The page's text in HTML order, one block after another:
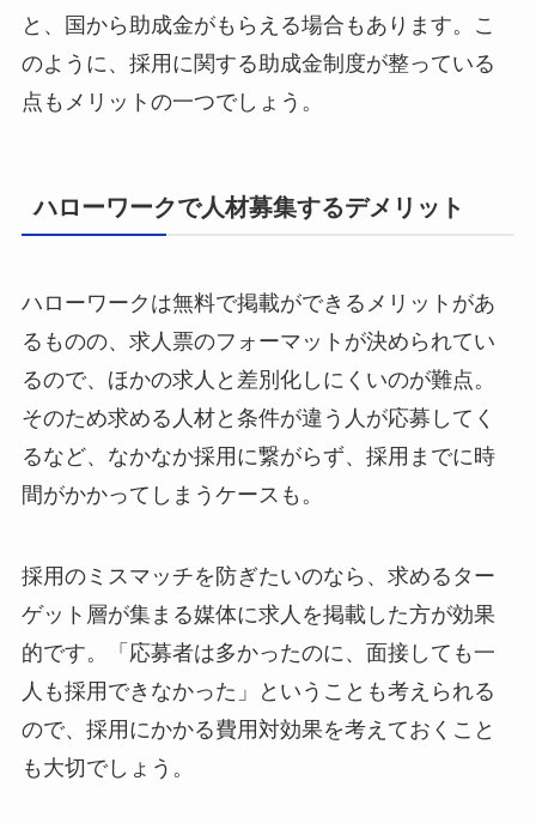
と、国から助成金がもらえる場合もあります。こ
のように、採用に関する助成金制度が整っている
点もメリットの一つでしょう。
ハローワークで人材募集するデメリット
ハローワークは無料で掲載ができるメリットがあ
るものの、求人票のフォーマットが決められてい
るので、ほかの求人と差別化しにくいのが難点。
そのため求める人材と条件が違う人が応募してく
るなど、なかなか採用に繋がらず、採用までに時
間がかかってしまうケースも。
採用のミスマッチを防ぎたいのなら、求めるター
ゲット層が集まる媒体に求人を掲載した方が効果
的です。「応募者は多かったのに、面接しても一
人も採用できなかった」ということも考えられる
ので、採用にかかる費用対効果を考えておくこと
も大切でしょう。